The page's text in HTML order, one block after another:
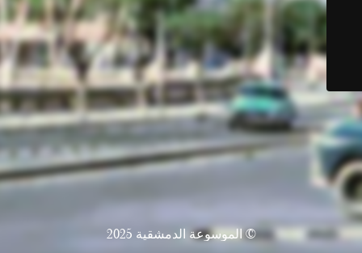
© الموسوعة الدمشقية 2025